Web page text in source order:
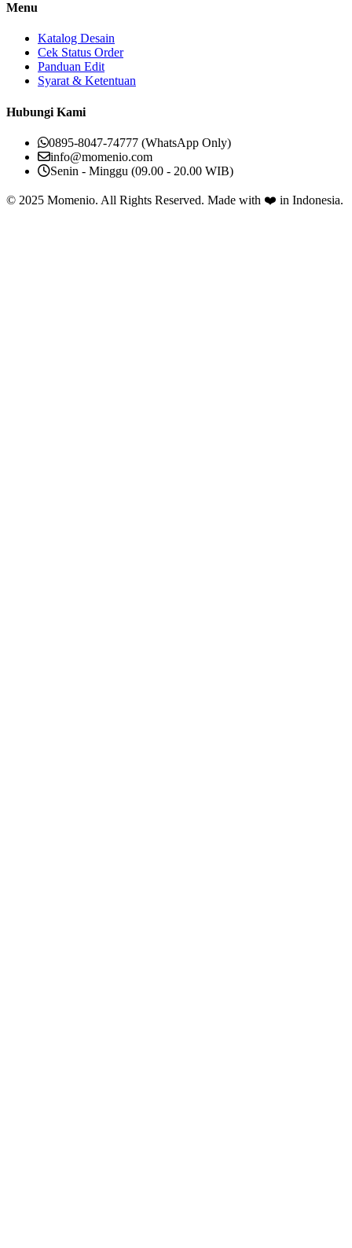
Menu
Katalog Desain
Cek Status Order
Panduan Edit
Syarat & Ketentuan
Hubungi Kami
0895-8047-74777 (WhatsApp Only)
info@momenio.com
Senin - Minggu (09.00 - 20.00 WIB)
© 2025 Momenio. All Rights Reserved. Made with ❤️ in Indonesia.